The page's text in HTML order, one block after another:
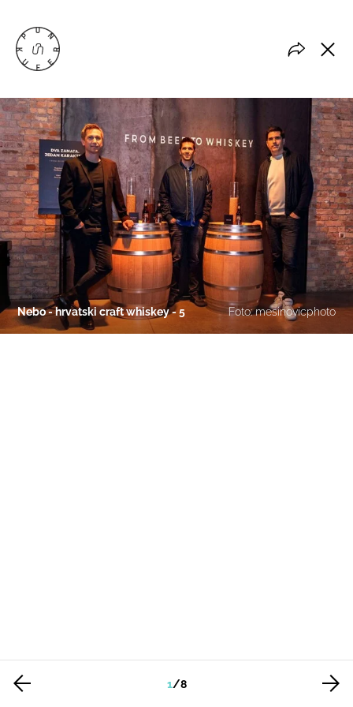
Nebo - hrvatski craft whiskey - 5 Foto: mesinovicphoto
1/8